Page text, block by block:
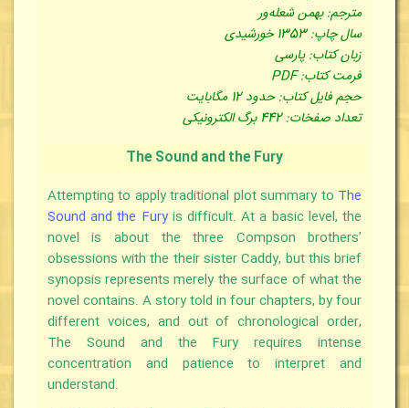
مترجم: بهمن شعله‌ور
سال چاپ: 1353 خورشیدی
زبان کتاب: پارسی
فرمت کتاب: PDF
حجم فایل کتاب: حدود 12 مگابایت
تعداد صفخات: 442 برگ الکترونیکی
The Sound and the Fury
Attempting to apply traditional plot summary to The
Sound and the Furyis difficult. At a basic level, the
novel is about the three Compson brothers’
obsessions with the their sister Caddy, but this brief
synopsis represents merely the surface of what the
novel contains. A story told in four chapters, by four
different voices, and out of chronological order,
The Sound and the Fury requires intense
concentration and patience to interpret and
understand.